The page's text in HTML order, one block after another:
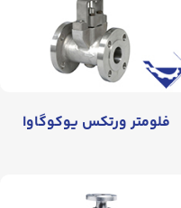
فلومتر ورتکس یوکوگاوا